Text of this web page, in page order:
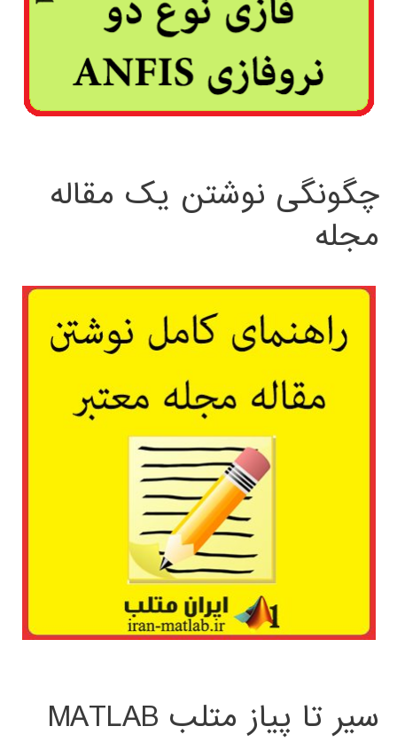
چگونگی نوشتن یک مقاله
مجله
سیر تا پیاز متلب MATLAB